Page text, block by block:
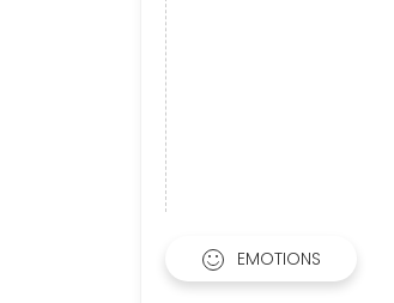
EMOTIONS